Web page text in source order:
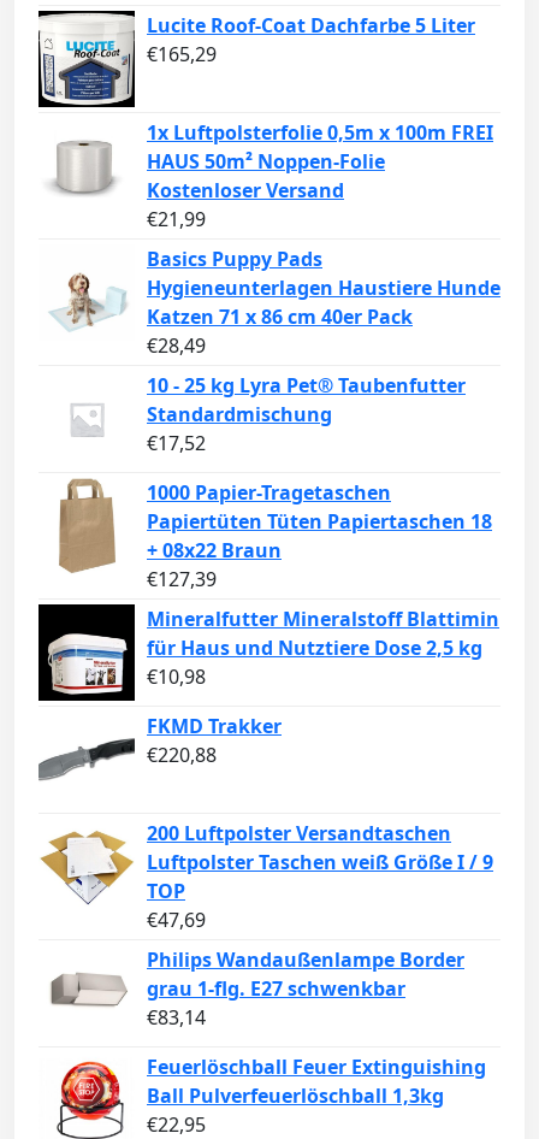
Lucite Roof-Coat Dachfarbe 5 Liter
€165,29
1x Luftpolsterfolie 0,5m x 100m FREI
HAUS 50m² Noppen-Folie
Kostenloser Versand
€21,99
Basics Puppy Pads
Hygieneunterlagen Haustiere Hunde
Katzen 71 x 86 cm 40er Pack
€28,49
10 - 25 kg Lyra Pet® Taubenfutter
Standardmischung
€17,52
1000 Papier-Tragetaschen
Papiertüten Tüten Papiertaschen 18
+ 08x22 Braun
€127,39
Mineralfutter Mineralstoff Blattimin
für Haus und Nutztiere Dose 2,5 kg
€10,98
FKMD Trakker
€220,88
200 Luftpolster Versandtaschen
Luftpolster Taschen weiß Größe I / 9
TOP
€47,69
Philips Wandaußenlampe Border
grau 1-flg. E27 schwenkbar
€83,14
Feuerlöschball Feuer Extinguishing
Ball Pulverfeuerlöschball 1,3kg
€22,95